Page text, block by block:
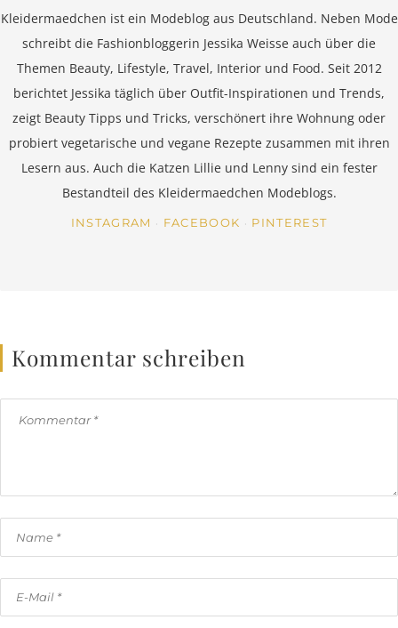
Kleidermaedchen ist ein Modeblog aus Deutschland. Neben Mode
schreibt die Fashionbloggerin Jessika Weisse auch über die
Themen Beauty, Lifestyle, Travel, Interior und Food. Seit 2012
berichtet Jessika täglich über Outfit-Inspirationen und Trends,
zeigt Beauty Tipps und Tricks, verschönert ihre Wohnung oder
probiert vegetarische und vegane Rezepte zusammen mit ihren
Lesern aus. Auch die Katzen Lillie und Lenny sind ein fester
Bestandteil des Kleidermaedchen Modeblogs.
INSTAGRAM FACEBOOK PINTEREST
Kommentar schreiben